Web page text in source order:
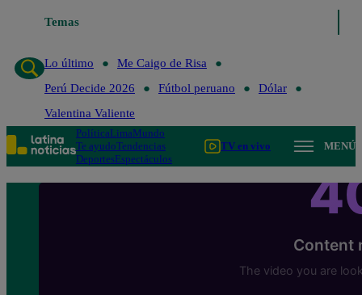
Temas
Lo último
Me Caigo de Risa
Perú Decide 2026
Fútbol peruano
Dólar
Valentina Valiente
PolíticaLimaMundo
Te ayudoTendencias
DeportesEspectáculos
TV en vivo MENÚ